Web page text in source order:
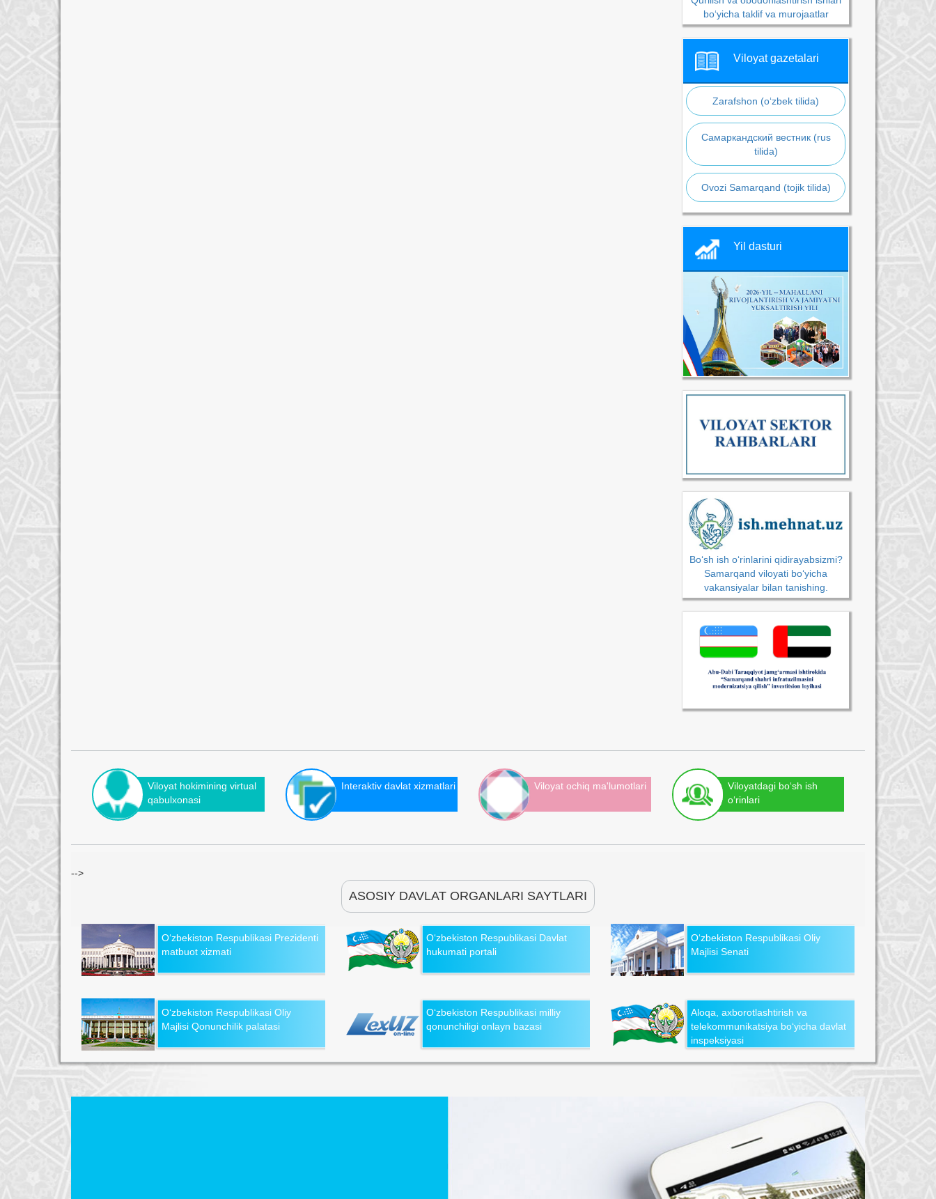
bo‘yicha taklif va murojaatlar
Viloyat gazetalari
Zarafshon (o‘zbek tilida)
Самаркандский вестник (rus
tilida)
Ovozi Samarqand (tojik tilida)
Yil dasturi
Bo‘sh ish o‘rinlarini qidirayabsizmi?
Samarqand viloyati bo‘yicha
vakansiyalar bilan tanishing.
Viloyat hokimining virtual
qabulxonasi
Interaktiv davlat xizmatlari Viloyat ochiq ma'lumotlari
Viloyatdagi bo‘sh ish
o‘rinlari
-->
ASOSIY DAVLAT ORGANLARI SAYTLARI
O‘zbekiston Respublikasi Prezidenti
matbuot xizmati
O‘zbekiston Respublikasi Davlat
hukumati portali
O‘zbekiston Respublikasi Oliy
Majlisi Senati
O‘zbekiston Respublikasi Oliy
Majlisi Qonunchilik palatasi
O‘zbekiston Respublikasi milliy
qonunchiligi onlayn bazasi
Aloqa, axborotlashtirish va
telekommunikatsiya bo‘yicha davlat
inspeksiyasi